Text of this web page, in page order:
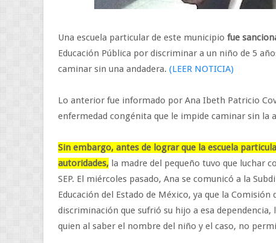
Una escuela particular de este municipio fue
Educación Pública por discriminar a un niño de 5
caminar sin una andadera. (LEER NOTICIA)
Lo anterior fue informado por Ana Ibeth Patricio
enfermedad congénita que le impide caminar sin la
Sin embargo, antes de lograr que la escuela
autoridades, la madre del pequeño tuvo que luchar
SEP. El miércoles pasado, Ana se comunicó a la
Educación del Estado de México, ya que la Comisión
discriminación que sufrió su hijo a esa
quien al saber el nombre del niño y el caso, no